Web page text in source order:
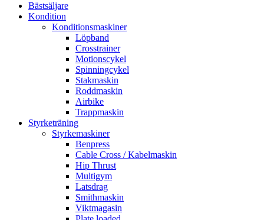
Bästsäljare
Kondition
Konditionsmaskiner
Löpband
Crosstrainer
Motionscykel
Spinningcykel
Stakmaskin
Roddmaskin
Airbike
Trappmaskin
Styrketräning
Styrkemaskiner
Benpress
Cable Cross / Kabelmaskin
Hip Thrust
Multigym
Latsdrag
Smithmaskin
Viktmagasin